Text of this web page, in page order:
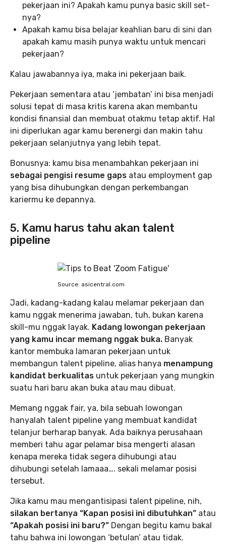
pekerjaan ini? Apakah kamu punya basic skill set-
nya?
Apakah kamu bisa belajar keahlian baru di sini dan
apakah kamu masih punya waktu untuk mencari
pekerjaan?
Kalau jawabannya iya, maka ini pekerjaan baik.
Pekerjaan sementara atau ‘jembatan’ ini bisa menjadi
solusi tepat di masa kritis karena akan membantu
kondisi finansial dan membuat otakmu tetap aktif. Hal
ini diperlukan agar kamu berenergi dan makin tahu
pekerjaan selanjutnya yang lebih tepat.
Bonusnya: kamu bisa menambahkan pekerjaan ini
sebagai pengisi resume gaps atau employment gap
yang bisa dihubungkan dengan perkembangan
kariermu ke depannya.
5. Kamu harus tahu akan talent
pipeline
Source: asicentral.com
Jadi, kadang-kadang kalau melamar pekerjaan dan
kamu nggak menerima jawaban, tuh, bukan karena
skill-mu nggak layak. Kadang lowongan pekerjaan
yang kamu incar memang nggak buka. Banyak
kantor membuka lamaran pekerjaan untuk
membangun talent pipeline, alias hanya menampung
kandidat berkualitas untuk pekerjaan yang mungkin
suatu hari baru akan buka atau mau dibuat.
Memang nggak fair, ya, bila sebuah lowongan
hanyalah talent pipeline yang membuat kandidat
telanjur berharap banyak. Ada baiknya perusahaan
memberi tahu agar pelamar bisa mengerti alasan
kenapa mereka tidak segera dihubungi atau
dihubungi setelah lamaaa…. sekali melamar posisi
tersebut.
Jika kamu mau mengantisipasi talent pipeline, nih,
silakan bertanya “Kapan posisi ini dibutuhkan” atau
“Apakah posisi ini baru?” Dengan begitu kamu bakal
tahu bahwa ini lowongan ‘betulan’ atau tidak.